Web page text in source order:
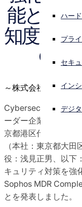
サイバー攻撃を受
サインイン
Open search
ハー
プラ
セキ
イン
デジ
Sophos X-Ops の脅
アワード ＆ レビュー
能とグロ
知度を
～株式会社荏原製作
Cybersecurity-as-a-
ーダー企業の
京都港区代表取締役
（本社：東京都大
役：浅見正男、以下
キュリティ対策を強
Sophos MDR
とを発表しました。